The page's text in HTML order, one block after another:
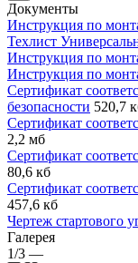
Документы
Инструкция по
Техлист
Инструкция по
Инструкция по
Сертификат
безопасности 520,7
Сертификат
2,2 мб
Сертификат
80,6 кб
Сертификат
457,6 кб
Чертеж стартового
Галерея
1/3 —